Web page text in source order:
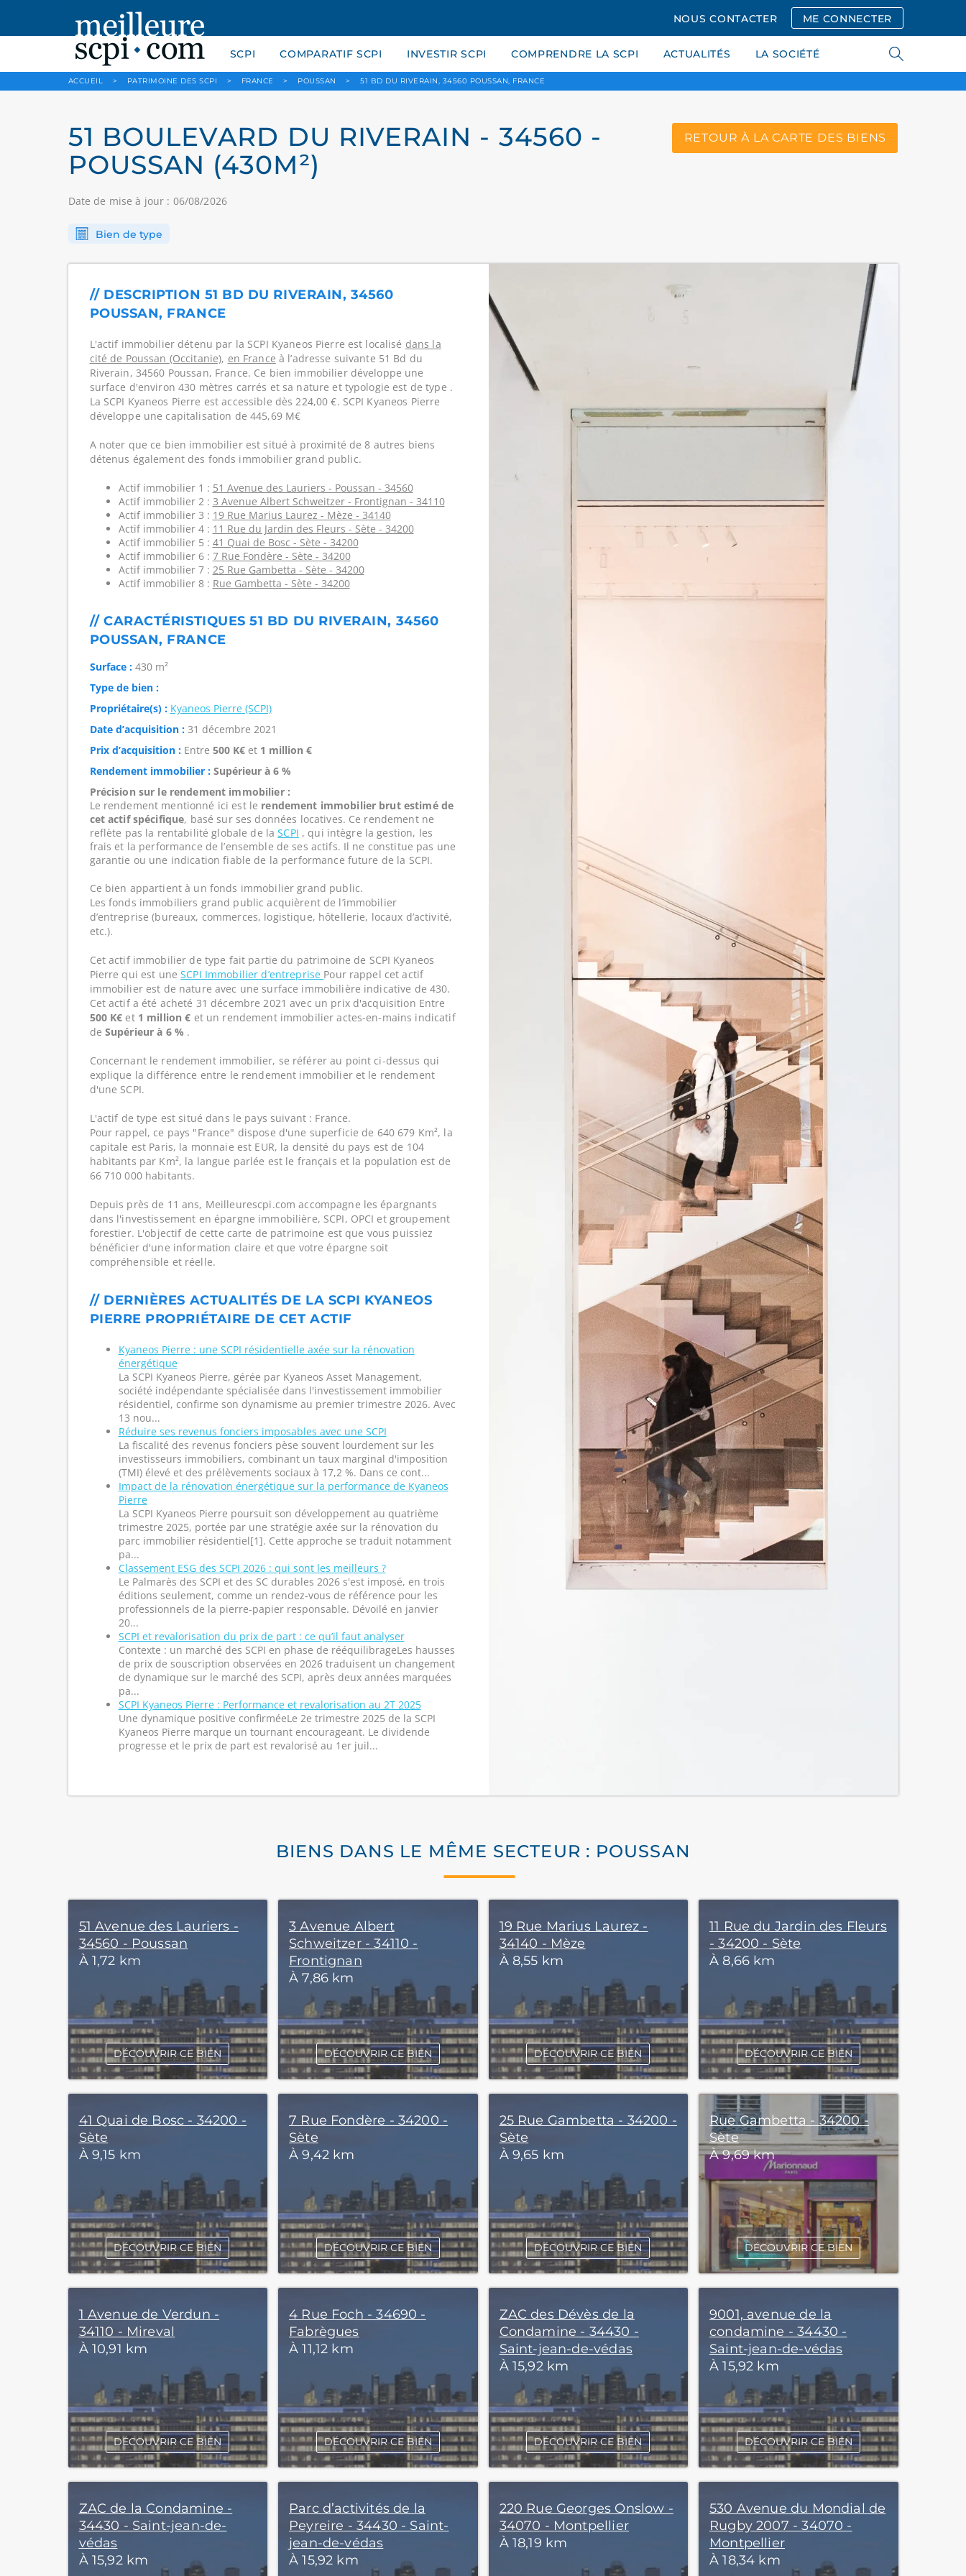
NOUS CONTACTER ME CONNECTER
SCPI COMPARATIF SCPI INVESTIR SCPI COMPRENDRE LA SCPI ACTUALITÉS LA SOCIÉTÉ
ACCUEIL > PATRIMOINE DES SCPI > FRANCE > POUSSAN > 51 BD DU RIVERAIN, 34560 POUSSAN, FRANCE
51 BOULEVARD DU RIVERAIN - 34560 -
POUSSAN (430M²)
Date de mise à jour : 06/08/2026
RETOUR À LA CARTE DES BIENS
Bien de type
// DESCRIPTION 51 BD DU RIVERAIN, 34560
POUSSAN, FRANCE
L'actif immobilier détenu par la SCPI Kyaneos Pierre est localisé dans la
cité de Poussan (Occitanie), en France à l’adresse suivante 51 Bd du
Riverain, 34560 Poussan, France. Ce bien immobilier développe une
surface d'environ 430 mètres carrés et sa nature et typologie est de type .
La SCPI Kyaneos Pierre est accessible dès 224,00 €. SCPI Kyaneos Pierre
développe une capitalisation de 445,69 M€
A noter que ce bien immobilier est situé à proximité de 8 autres biens
détenus également des fonds immobilier grand public.
Actif immobilier 1 : 51 Avenue des Lauriers - Poussan - 34560
Actif immobilier 2 : 3 Avenue Albert Schweitzer - Frontignan - 34110
Actif immobilier 3 : 19 Rue Marius Laurez - Mèze - 34140
Actif immobilier 4 : 11 Rue du Jardin des Fleurs - Sète - 34200
Actif immobilier 5 : 41 Quai de Bosc - Sète - 34200
Actif immobilier 6 : 7 Rue Fondère - Sète - 34200
Actif immobilier 7 : 25 Rue Gambetta - Sète - 34200
Actif immobilier 8 : Rue Gambetta - Sète - 34200
// CARACTÉRISTIQUES 51 BD DU RIVERAIN, 34560
POUSSAN, FRANCE
Surface :430 m²
Type de bien :
Propriétaire(s) : Kyaneos Pierre (SCPI)
Date d’acquisition :31 décembre 2021
Prix d’acquisition :Entre 500 K€et 1 million €
Rendement immobilier : Supérieur à 6 %
Précision sur le rendement immobilier :
Le rendement mentionné ici est le rendement immobilier brut estimé de
cet actif spécifique, basé sur ses données locatives. Ce rendement ne
reflète pas la rentabilité globale de laSCPI , qui intègre la gestion, les
frais et la performance de l’ensemble de ses actifs. Il ne constitue pas une
garantie ou une indication fiable de la performance future de la SCPI.
Ce bien appartient à un fonds immobilier grand public.
Les fonds immobiliers grand public acquièrent de l’immobilier
d’entreprise (bureaux, commerces, logistique, hôtellerie, locaux d’activité,
etc.).
Cet actif immobilier de type fait partie du patrimoine de SCPI Kyaneos
Pierre qui est uneSCPI Immobilier d’entreprise Pour rappel cet actif
immobilier est de nature avec une surface immobilière indicative de 430.
Cet actif a été acheté 31 décembre 2021 avec un prix d'acquisition Entre
500 K€ et 1 million € et un rendement immobilier actes-en-mains indicatif
de Supérieur à 6 % .
Concernant le rendement immobilier, se référer au point ci-dessus qui
explique la différence entre le rendement immobilier et le rendement
d'une SCPI.
L'actif de type est situé dans le pays suivant : France.
Pour rappel, ce pays "France" dispose d'une superficie de 640 679 Km², la
capitale est Paris, la monnaie est EUR, la densité du pays est de 104
habitants par Km², la langue parlée est le français et la population est de
66 710 000 habitants.
Depuis près de 11 ans, Meilleurescpi.com accompagne les épargnants
dans l'investissement en épargne immobilière, SCPI, OPCI et groupement
forestier. L'objectif de cette carte de patrimoine est que vous puissiez
bénéficier d'une information claire et que votre épargne soit
compréhensible et réelle.
// DERNIÈRES ACTUALITÉS DE LA SCPI KYANEOS
PIERRE PROPRIÉTAIRE DE CET ACTIF
Kyaneos Pierre : une SCPI résidentielle axée sur la rénovation
énergétique
La SCPI Kyaneos Pierre, gérée par Kyaneos Asset Management,
société indépendante spécialisée dans l'investissement immobilier
résidentiel, confirme son dynamisme au premier trimestre 2026. Avec
13 nou...
Réduire ses revenus fonciers imposables avec une SCPI
La fiscalité des revenus fonciers pèse souvent lourdement sur les
investisseurs immobiliers, combinant un taux marginal d'imposition
(TMI) élevé et des prélèvements sociaux à 17,2 %. Dans ce cont...
Impact de la rénovation énergétique sur la performance de Kyaneos
Pierre
La SCPI Kyaneos Pierre poursuit son développement au quatrième
trimestre 2025, portée par une stratégie axée sur la rénovation du
parc immobilier résidentiel[1]. Cette approche se traduit notamment
pa...
Classement ESG des SCPI 2026 : qui sont les meilleurs ?
Le Palmarès des SCPI et des SC durables 2026 s'est imposé, en trois
éditions seulement, comme un rendez-vous de référence pour les
professionnels de la pierre-papier responsable. Dévoilé en janvier
20...
SCPI et revalorisation du prix de part : ce qu’il faut analyser
Contexte : un marché des SCPI en phase de rééquilibrageLes hausses
de prix de souscription observées en 2026 traduisent un changement
de dynamique sur le marché des SCPI, après deux années marquées
pa...
SCPI Kyaneos Pierre : Performance et revalorisation au 2T 2025
Une dynamique positive confirméeLe 2e trimestre 2025 de la SCPI
Kyaneos Pierre marque un tournant encourageant. Le dividende
progresse et le prix de part est revalorisé au 1er juil...
BIENS DANS LE MÊME SECTEUR : POUSSAN
51 Avenue des Lauriers -
34560 - Poussan
À 1,72 km
DÉCOUVRIR CE BIEN
3 Avenue Albert
Schweitzer - 34110 -
Frontignan
À 7,86 km
DÉCOUVRIR CE BIEN
19 Rue Marius Laurez -
34140 - Mèze
À 8,55 km
DÉCOUVRIR CE BIEN
11 Rue du Jardin des Fleurs
- 34200 - Sète
À 8,66 km
DÉCOUVRIR CE BIEN
41 Quai de Bosc - 34200 -
Sète
À 9,15 km
DÉCOUVRIR CE BIEN
7 Rue Fondère - 34200 -
Sète
À 9,42 km
DÉCOUVRIR CE BIEN
25 Rue Gambetta - 34200 -
Sète
À 9,65 km
DÉCOUVRIR CE BIEN
Rue Gambetta - 34200 -
Sète
À 9,69 km
DÉCOUVRIR CE BIEN
1 Avenue de Verdun -
34110 - Mireval
À 10,91 km
DÉCOUVRIR CE BIEN
4 Rue Foch - 34690 -
Fabrègues
À 11,12 km
DÉCOUVRIR CE BIEN
ZAC des Dévès de la
Condamine - 34430 -
Saint-jean-de-védas
À 15,92 km
DÉCOUVRIR CE BIEN
9001, avenue de la
condamine - 34430 -
Saint-jean-de-védas
À 15,92 km
DÉCOUVRIR CE BIEN
ZAC de la Condamine -
34430 - Saint-jean-de-
védas
À 15,92 km
Parc d’activités de la
Peyreire - 34430 - Saint-
jean-de-védas
À 15,92 km
220 Rue Georges Onslow -
34070 - Montpellier
À 18,19 km
530 Avenue du Mondial de
Rugby 2007 - 34070 -
Montpellier
À 18,34 km